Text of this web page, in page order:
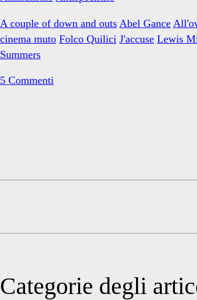
A couple of down and outs Abel Gance
cinema muto Folco Quilici J'accuse Lewis
Summers
5 Commenti
Sidebar
Categorie degli